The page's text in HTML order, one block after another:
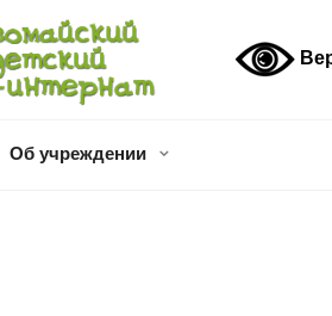
Об учреждении